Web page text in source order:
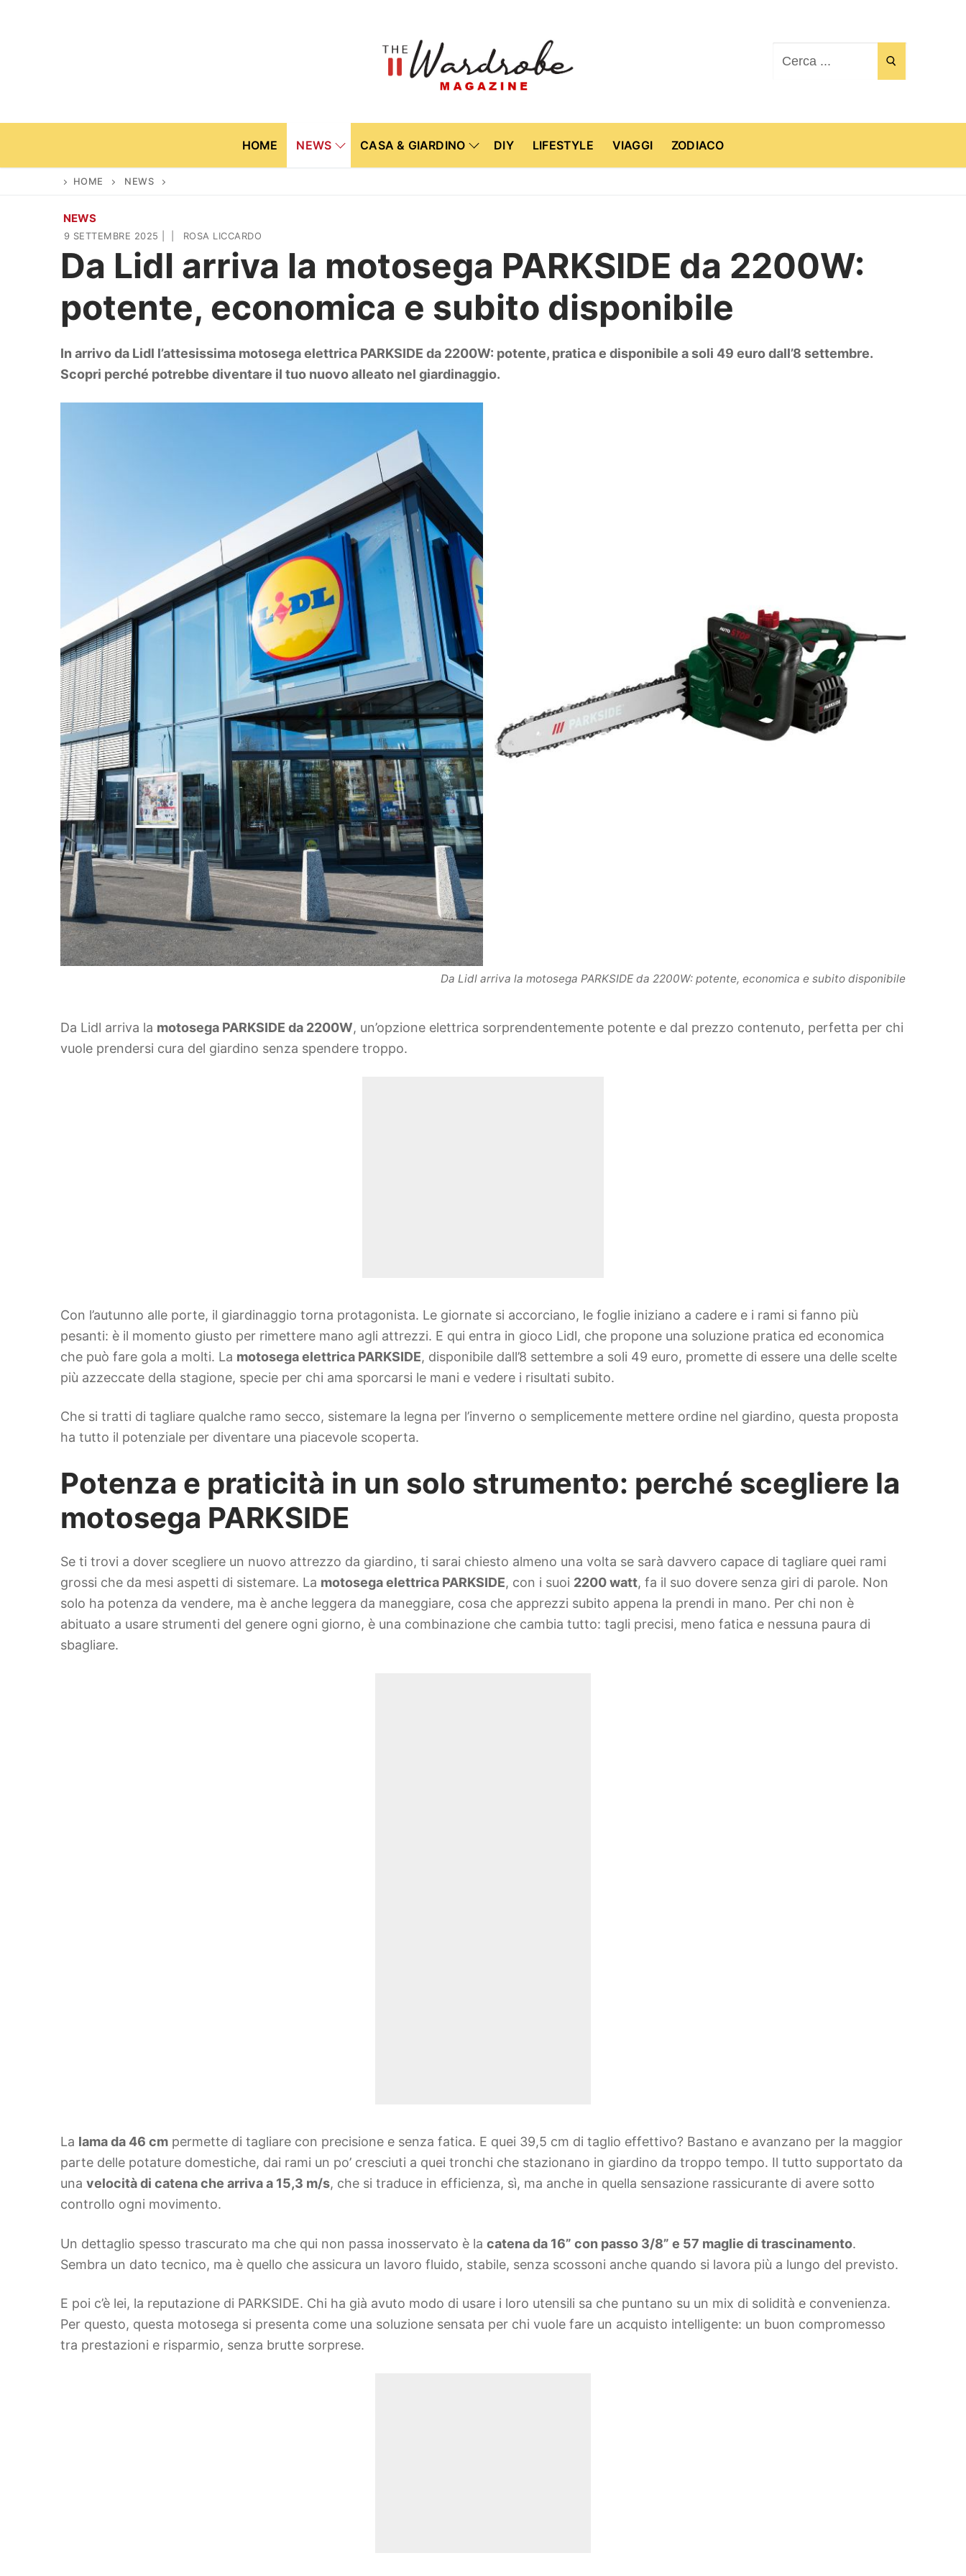
HOME NEWS CASA & GIARDINO DIY LIFESTYLE VIAGGI ZODIACO
Home
News
Piante e fiori
DIY
Lifestyle
HOME NEWS
NEWS
9 SETTEMBRE 2025 ROSA LICCARDO
Da Lidl arriva la motosega PARKSIDE da 2200W:
potente, economica e subito disponibile
In arrivo da Lidl l’attesissima motosega elettrica PARKSIDE da 2200W: potente, pratica e disponibile a soli 49 euro dall’8 settembre.
Scopri perché potrebbe diventare il tuo nuovo alleato nel giardinaggio.
Da Lidl arriva la motosega PARKSIDE da 2200W: potente, economica e subito disponibile
Da Lidl arriva la motosega PARKSIDE da 2200W, un’opzione elettrica sorprendentemente potente e dal prezzo contenuto, perfetta per chi
vuole prendersi cura del giardino senza spendere troppo.
Con l’autunno alle porte, il giardinaggio torna protagonista. Le giornate si accorciano, le foglie iniziano a cadere e i rami si fanno più
pesanti: è il momento giusto per rimettere mano agli attrezzi. E qui entra in gioco Lidl, che propone una soluzione pratica ed economica
che può fare gola a molti. La motosega elettrica PARKSIDE, disponibile dall’8 settembre a soli 49 euro, promette di essere una delle scelte
più azzeccate della stagione, specie per chi ama sporcarsi le mani e vedere i risultati subito.
Che si tratti di tagliare qualche ramo secco, sistemare la legna per l’inverno o semplicemente mettere ordine nel giardino, questa proposta
ha tutto il potenziale per diventare una piacevole scoperta.
Potenza e praticità in un solo strumento: perché scegliere la
motosega PARKSIDE
Se ti trovi a dover scegliere un nuovo attrezzo da giardino, ti sarai chiesto almeno una volta se sarà davvero capace di tagliare quei rami
grossi che da mesi aspetti di sistemare. La motosega elettrica PARKSIDE, con i suoi 2200 watt, fa il suo dovere senza giri di parole. Non
solo ha potenza da vendere, ma è anche leggera da maneggiare, cosa che apprezzi subito appena la prendi in mano. Per chi non è
abituato a usare strumenti del genere ogni giorno, è una combinazione che cambia tutto: tagli precisi, meno fatica e nessuna paura di
sbagliare.
La lama da 46 cm permette di tagliare con precisione e senza fatica. E quei 39,5 cm di taglio effettivo? Bastano e avanzano per la maggior
parte delle potature domestiche, dai rami un po’ cresciuti a quei tronchi che stazionano in giardino da troppo tempo. Il tutto supportato da
una velocità di catena che arriva a 15,3 m/s, che si traduce in efficienza, sì, ma anche in quella sensazione rassicurante di avere sotto
controllo ogni movimento.
Un dettaglio spesso trascurato ma che qui non passa inosservato è la catena da 16” con passo 3/8” e 57 maglie di trascinamento.
Sembra un dato tecnico, ma è quello che assicura un lavoro fluido, stabile, senza scossoni anche quando si lavora più a lungo del previsto.
E poi c’è lei, la reputazione di PARKSIDE. Chi ha già avuto modo di usare i loro utensili sa che puntano su un mix di solidità e convenienza.
Per questo, questa motosega si presenta come una soluzione sensata per chi vuole fare un acquisto intelligente: un buon compromesso
tra prestazioni e risparmio, senza brutte sorprese.